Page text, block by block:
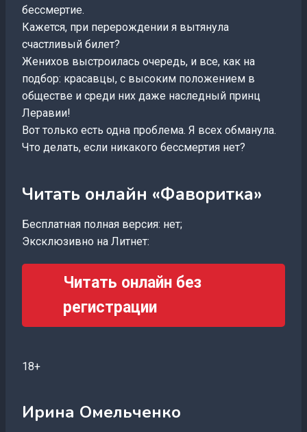
бессмертие.
Кажется, при перерождении я вытянула
счастливый билет?
Женихов выстроилась очередь, и все, как на
подбор: красавцы, с высоким положением в
обществе и среди них даже наследный принц
Леравии!
Вот только есть одна проблема. Я всех обманула.
Что делать, если никакого бессмертия нет?
Читать онлайн «Фаворитка»
Бесплатная полная версия: нет;
Эксклюзивно на Литнет:
Читать онлайн без
регистрации
18+
Ирина Омельченко